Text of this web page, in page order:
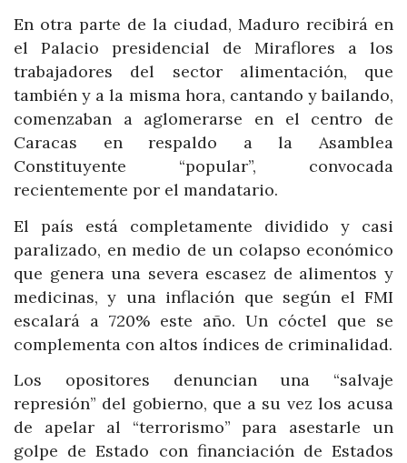
En otra parte de la ciudad, Maduro recibirá en
el Palacio presidencial de Miraflores a los
trabajadores del sector alimentación, que
también y a la misma hora, cantando y bailando,
comenzaban a aglomerarse en el centro de
Caracas en respaldo a la Asamblea
Constituyente “popular”, convocada
recientemente por el mandatario.
El país está completamente dividido y casi
paralizado, en medio de un colapso económico
que genera una severa escasez de alimentos y
medicinas, y una inflación que según el FMI
escalará a 720% este año. Un cóctel que se
complementa con altos índices de criminalidad.
Los opositores denuncian una “salvaje
represión” del gobierno, que a su vez los acusa
de apelar al “terrorismo” para asestarle un
golpe de Estado con financiación de Estados